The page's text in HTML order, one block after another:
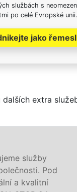
službách s
po celé Evropské unii.
jako
extra